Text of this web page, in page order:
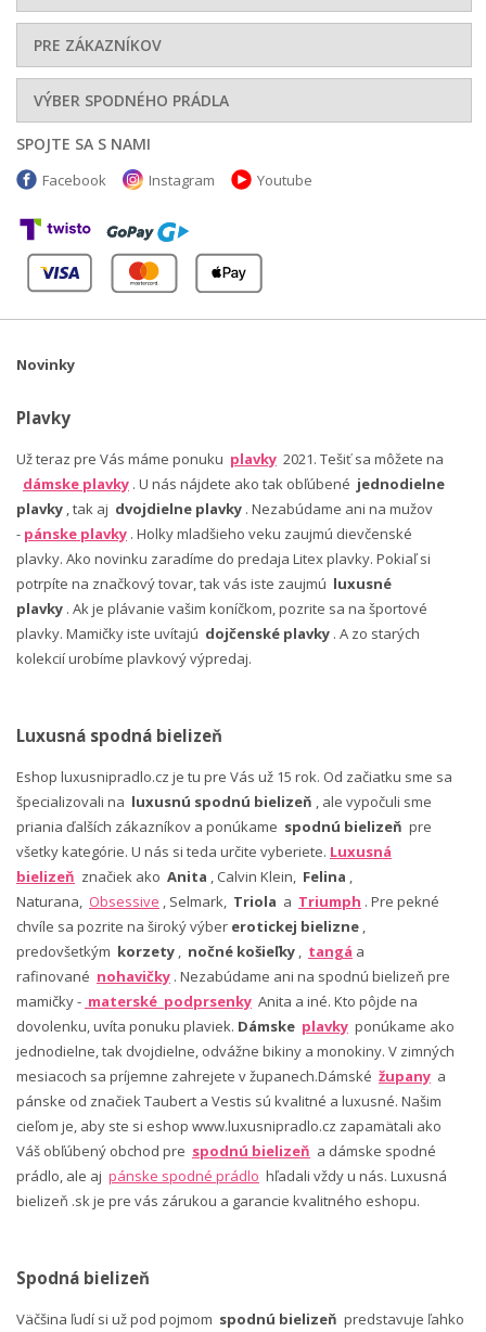
PRE ZÁKAZNÍKOV
VÝBER SPODNÉHO PRÁDLA
SPOJTE SA S NAMI
Facebook Instagram Youtube
Novinky
Plavky
Už teraz pre Vás máme ponuku plavky 2021. Tešiť sa môžete na
dámske plavky . U nás nájdete ako tak obľúbené jednodielne
plavky , tak aj dvojdielne plavky . Nezabúdame ani na mužov
- pánske plavky . Holky mladšieho veku zaujmú dievčenské
plavky. Ako novinku zaradíme do predaja Litex plavky. Pokiaľ si
potrpíte na značkový tovar, tak vás iste zaujmú luxusné
plavky . Ak je plávanie vašim koníčkom, pozrite sa na športové
plavky. Mamičky iste uvítajú dojčenské plavky . A zo starých
kolekcií urobíme plavkový výpredaj.
Luxusná spodná bielizeň
Eshop luxusnipradlo.cz je tu pre Vás už 15 rok. Od začiatku sme sa
špecializovali na luxusnú spodnú bielizeň , ale vypočuli sme
priania ďalších zákazníkov a ponúkame spodnú bielizeň pre
všetky kategórie. U nás si teda určite vyberiete. Luxusná
bielizeň značiek ako Anita , Calvin Klein, Felina ,
Naturana, Obsessive , Selmark, Triola a Triumph . Pre pekné
chvíle sa pozrite na široký výber erotickej bielizne ,
predovšetkým korzety , nočné košieľky , tangá a
rafinované nohavičky . Nezabúdame ani na spodnú bielizeň pre
mamičky - materské podprsenky Anita a iné. Kto pôjde na
dovolenku, uvíta ponuku plaviek. Dámske plavky ponúkame ako
jednodielne, tak dvojdielne, odvážne bikiny a monokiny. V zimných
mesiacoch sa príjemne zahrejete v županech.Dámské župany a
pánske od značiek Taubert a Vestis sú kvalitné a luxusné. Našim
cieľom je, aby ste si eshop www.luxusnipradlo.cz zapamätali ako
Váš obľúbený obchod pre spodnú bielizeň a dámske spodné
prádlo, ale aj pánske spodné prádlo hľadali vždy u nás. Luxusná
bielizeň .sk je pre vás zárukou a garancie kvalitného eshopu.
Spodná bielizeň
Väčšina ľudí si už pod pojmom spodnú bielizeň predstavuje ľahko